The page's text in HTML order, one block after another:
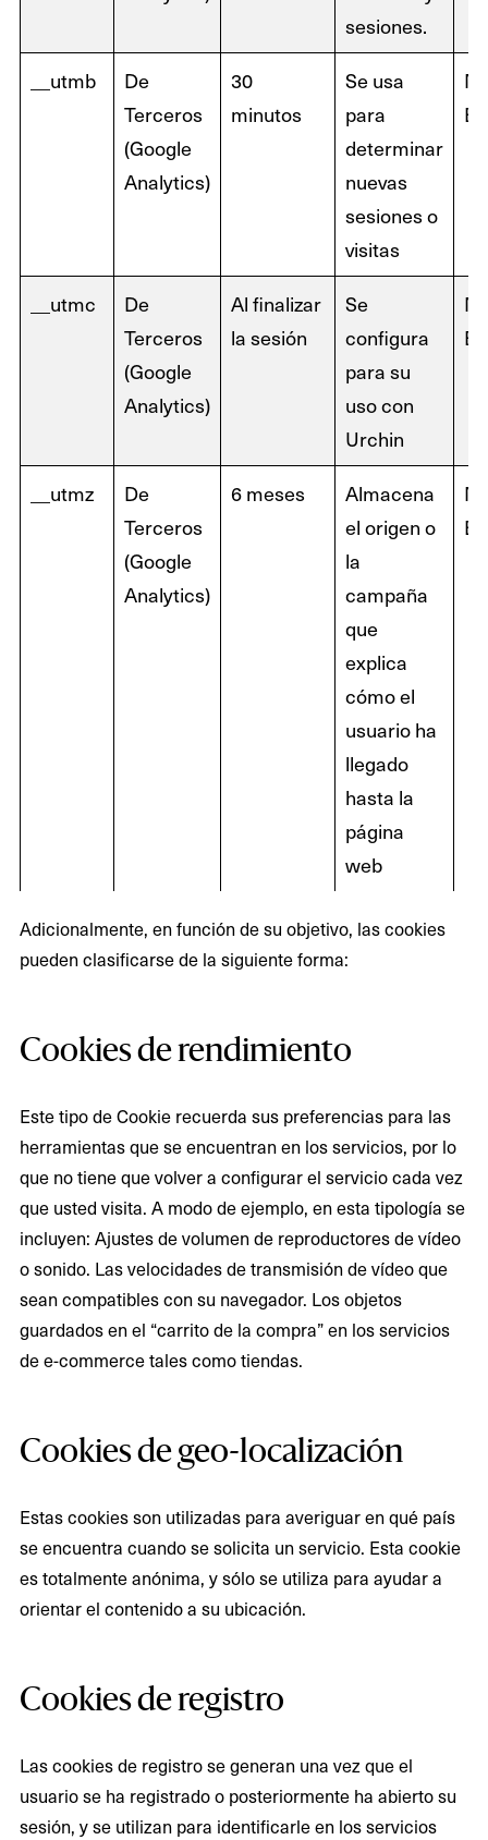
sesiones.
__utmb
De
Terceros
(Google
Analytics)
30
minutos
Se usa
para
determinar
nuevas
sesiones o
visitas
__utmc
De
Terceros
(Google
Analytics)
Al finalizar
la sesión
Se
configura
para su
uso con
Urchin
__utmz
De
Terceros
(Google
Analytics)
6 meses
Almacena
el origen o
la
campaña
que
explica
cómo el
usuario ha
llegado
hasta la
página
web
Adicionalmente, en función de su objetivo, las cookies
pueden clasificarse de la siguiente forma:
Cookies de rendimiento
Este tipo de Cookie recuerda sus preferencias para las
herramientas que se encuentran en los servicios, por lo
que no tiene que volver a configurar el servicio cada vez
que usted visita. A modo de ejemplo, en esta tipología se
incluyen: Ajustes de volumen de reproductores de vídeo
o sonido. Las velocidades de transmisión de vídeo que
sean compatibles con su navegador. Los objetos
guardados en el “carrito de la compra” en los servicios
de e-commerce tales como tiendas.
Cookies de geo-localización
Estas cookies son utilizadas para averiguar en qué país
se encuentra cuando se solicita un servicio. Esta cookie
es totalmente anónima, y sólo se utiliza para ayudar a
orientar el contenido a su ubicación.
Cookies de registro
Las cookies de registro se generan una vez que el
usuario se ha registrado o posteriormente ha abierto su
sesión, y se utilizan para identificarle en los servicios